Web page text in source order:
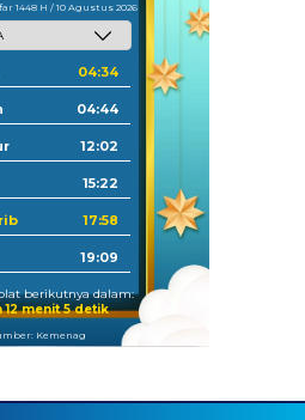
1448 H / 10 Agustus 2026
04:34
04:44
12:02
15:22
17:58
19:09
berikutnya dalam:
12 menit 4 detik
Kemenag